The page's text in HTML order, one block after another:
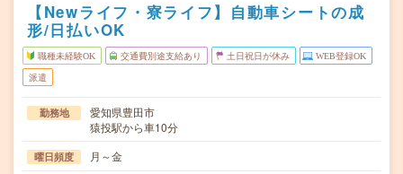
【Newライフ・寮ライフ】自動車シートの成
形/日払いOK
職種未経験OK 交通費別途支給あり 土日祝日が休み WEB登録OK
派遣
勤務地
愛知県豊田市
猿投駅から車10分
曜日頻度 月～金